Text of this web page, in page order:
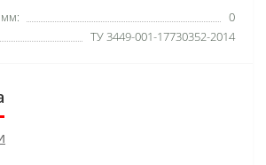
0
ТУ 3449-001-17730352-2014